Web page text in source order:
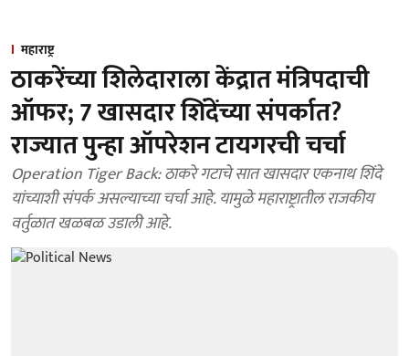
महाराष्ट्र
ठाकरेंच्या शिलेदाराला केंद्रात मंत्रिपदाची
ऑफर; 7 खासदार शिंदेंच्या संपर्कात?
राज्यात पुन्हा ऑपरेशन टायगरची चर्चा
Operation Tiger Back: ठाकरे गटाचे सात खासदार एकनाथ शिंदे
यांच्याशी संपर्क असल्याच्या चर्चा आहे. यामुळे महाराष्ट्रातील राजकीय
वर्तुळात खळबळ उडाली आहे.